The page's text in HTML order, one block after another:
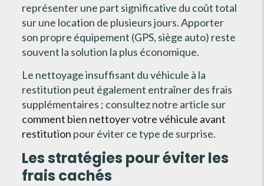
représenter une part significative du coût total
sur une location de plusieurs jours. Apporter
son propre équipement (GPS, siège auto) reste
souvent la solution la plus économique.
Le nettoyage insuffisant du véhicule à la
restitution peut également entraîner des frais
supplémentaires ; consultez notre article sur
comment bien nettoyer votre véhicule avant
restitution pour éviter ce type de surprise.
Les stratégies pour éviter les
frais cachés